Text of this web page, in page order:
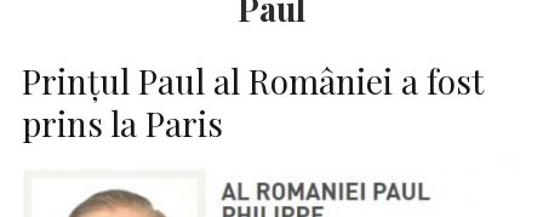
Prinţul Paul al României a fost
prins la Paris